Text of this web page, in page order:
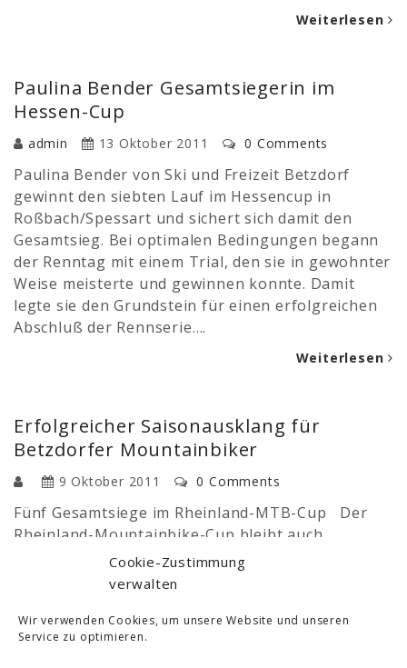
Cookie-Zustimmung
verwalten
Wir verwenden Cookies, um unsere Website und unseren
Service zu optimieren.
Weiterlesen
Paulina Bender Gesamtsiegerin im
Hessen-Cup
admin 13 Oktober 2011 0 Comments
Paulina Bender von Ski und Freizeit Betzdorf
gewinnt den siebten Lauf im Hessencup in
Roßbach/Spessart und sichert sich damit den
Gesamtsieg. Bei optimalen Bedingungen begann
der Renntag mit einem Trial, den sie in gewohnter
Weise meisterte und gewinnen konnte. Damit
legte sie den Grundstein für einen erfolgreichen
Abschluß der Rennserie….
Weiterlesen
Erfolgreicher Saisonausklang für
Betzdorfer Mountainbiker
9 Oktober 2011 0 Comments
Fünf Gesamtsiege im Rheinland-MTB-Cup Der
Rheinland-Mountainbike-Cup bleibt auch
weiterhin fest in der Hand der Biker von Ski und
Freizeit Betzdorf. Gleich fünf Gesamtsiege gingen
Team bicycles and more/Bergamont! In den
Lizenzklassen schafften Hanna Leersch bei der